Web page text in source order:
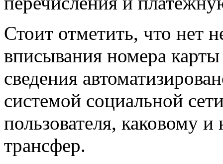
Стоит отметить, что нет
вписывания номера карты
сведения
системой социальной
пользователя, каковому
трансфер.